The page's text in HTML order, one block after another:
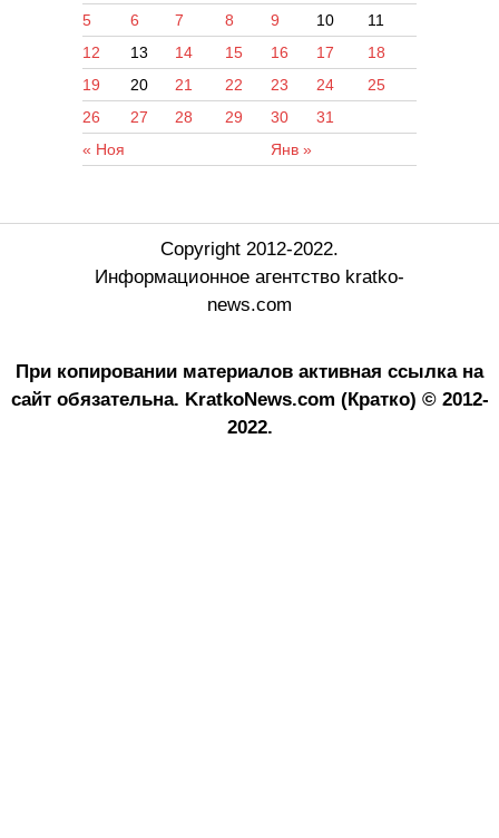
« Ноя Янв »
5
6 7 8 9 10
11
12
13 14 15 16 17
18
19
20 21 22 23 24
25
26
27 28 29 30 31
Copyright 2012-2022.
Информационное агентство kratko-
news.com
При копировании материалов активная ссылка на
сайт обязательна. KratkoNews.com (Кратко) © 2012-
2022.